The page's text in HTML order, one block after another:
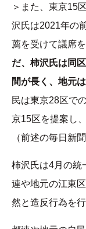
＞また、東京15
沢氏は2021年の
薦を受けて議席
だ、柿沢氏は同
間が長く、地元
民は東京28区で
京15区を提案し
（前述の毎日新
柿沢氏は4月の統
連や地元の江東
然と造反行為を